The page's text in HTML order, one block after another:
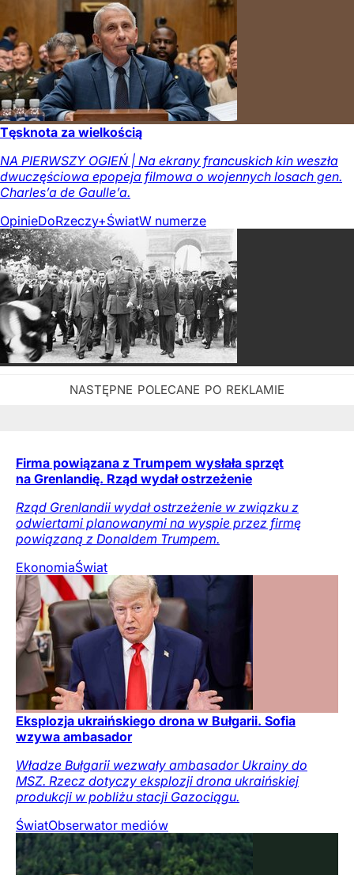
Tęsknota za wielkością
NA PIERWSZY OGIEŃ | Na ekrany francuskich kin weszła
dwuczęściowa epopeja filmowa o wojennych losach gen.
Charles’a de Gaulle’a.
OpinieDoRzeczy+ŚwiatW numerze
Firma powiązana z Trumpem wysłała sprzęt
na Grenlandię. Rząd wydał ostrzeżenie
Rząd Grenlandii wydał ostrzeżenie w związku z
odwiertami planowanymi na wyspie przez firmę
powiązaną z Donaldem Trumpem.
EkonomiaŚwiat
Eksplozja ukraińskiego drona w Bułgarii. Sofia
wzywa ambasador
Władze Bułgarii wezwały ambasador Ukrainy do
MSZ. Rzecz dotyczy eksplozji drona ukraińskiej
produkcji w pobliżu stacji Gazociągu.
ŚwiatObserwator mediów